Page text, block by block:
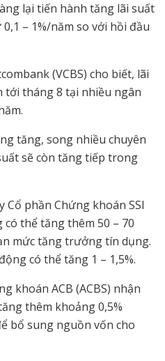
lại tiến hành tăng lãi suất
– 1%/năm so với hồi đầu
(VCBS) cho biết, lãi
tới tháng 8 tại nhiều ngân
tăng, song nhiều chuyên
sẽ còn tăng tiếp trong
Cổ phần Chứng khoán SSI
thể tăng thêm 50 – 70
mức tăng trưởng tín dụng.
có thể tăng 1 – 1,5%.
khoán ACB (ACBS) nhận
thêm khoảng 0,5%
bổ sung nguồn vốn cho